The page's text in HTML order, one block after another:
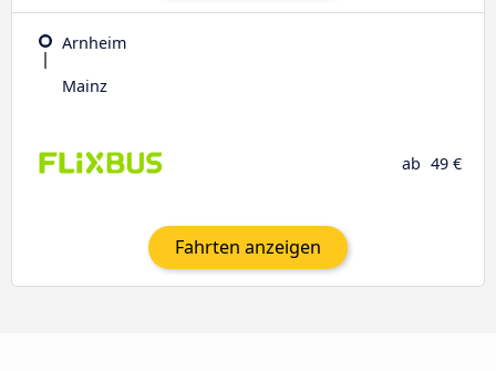
Arnheim
Mainz
ab 49 €
Fahrten anzeigen